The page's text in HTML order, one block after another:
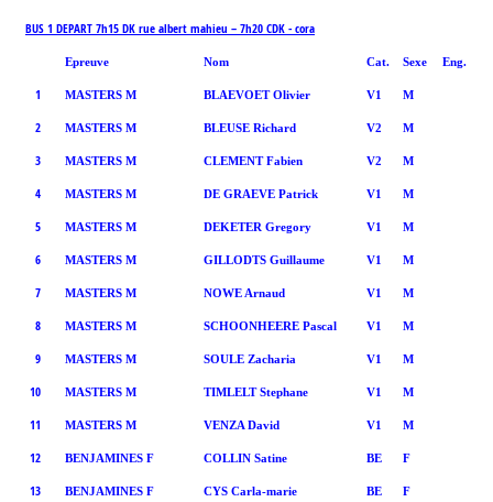
BUS 1 DEPART 7h15 DK rue albert mahieu – 7h20 CDK - cora
Epreuve Nom Cat. Sexe Eng.
1 MASTERS M BLAEVOET Olivier V1 M
2 MASTERS M BLEUSE Richard V2 M
3 MASTERS M CLEMENT Fabien V2 M
4 MASTERS M DE GRAEVE Patrick V1 M
5 MASTERS M DEKETER Gregory V1 M
6 MASTERS M GILLODTS Guillaume V1 M
7 MASTERS M NOWE Arnaud V1 M
8 MASTERS M SCHOONHEERE Pascal V1 M
9 MASTERS M SOULE Zacharia V1 M
10 MASTERS M TIMLELT Stephane V1 M
11 MASTERS M VENZA David V1 M
12 BENJAMINES F COLLIN Satine BE F
13 BENJAMINES F CYS Carla-marie BE F